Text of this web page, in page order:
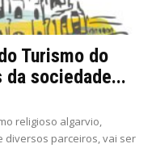
Turismo do
sociedade...
religioso algarvio,
diversos parceiros, vai ser